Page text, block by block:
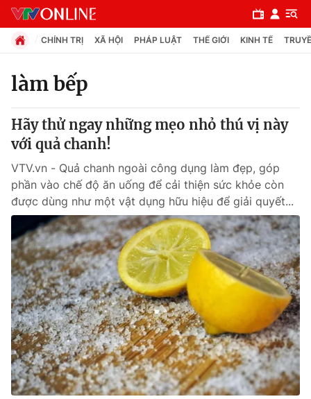
Chuyên mục
Chính trị
Xã hội
Pháp luật
Y tế
Thế giới
Tin tức
Thế giới đó đây
Câu chuyện quốc tế
Kinh tế
Tài chính
Thị trường
Dữ liệu và đời sống
CHÍNH TRỊ XÃ HỘI PHÁP LUẬT THẾ GIỚI KINH TẾ
làm bếp
Hãy thử ngay những mẹo nhỏ thú vị này
với quả chanh!
VTV.vn - Quả chanh ngoài công dụng làm đẹp, góp
phần vào chế độ ăn uống để cải thiện sức khỏe còn
được dùng như một vật dụng hữu hiệu để giải quyết...